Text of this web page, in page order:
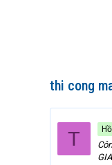
thi cong
T